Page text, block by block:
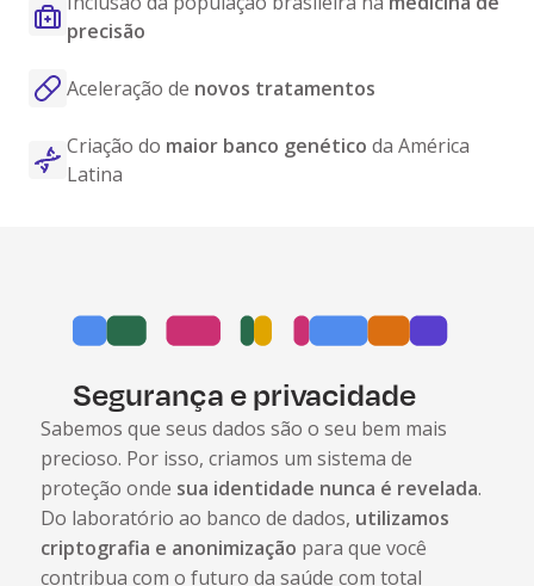
precisão
Aceleração de novos tratamentos
Criação do maior banco genético da América
Latina
Segurança e privacidade
Sabemos que seus dados são o seu bem mais
precioso. Por isso, criamos um sistema de
proteção onde sua identidade nunca é revelada.
Do laboratório ao banco de dados, utilizamos
criptografia e anonimização para que você
contribua com o futuro da saúde com total